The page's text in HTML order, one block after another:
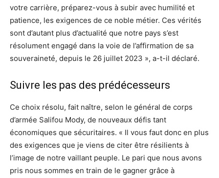
votre carrière, préparez-vous à subir avec humilité et
patience, les exigences de ce noble métier. Ces vérités
sont d’autant plus d’actualité que notre pays s’est
résolument engagé dans la voie de l’affirmation de sa
souveraineté, depuis le 26 juillet 2023 », a-t-il déclaré.
Suivre les pas des prédécesseurs
Ce choix résolu, fait naître, selon le général de corps
d’armée Salifou Mody, de nouveaux défis tant
économiques que sécuritaires. « Il vous faut donc en plus
des exigences que je viens de citer être résilients à
l’image de notre vaillant peuple. Le pari que nous avons
pris nous sommes en train de le gagner grâce à